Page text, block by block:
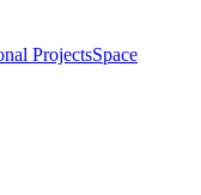
ProjectsSpace